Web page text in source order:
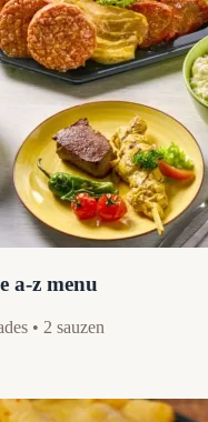
a-z menu
• 2 sauzen